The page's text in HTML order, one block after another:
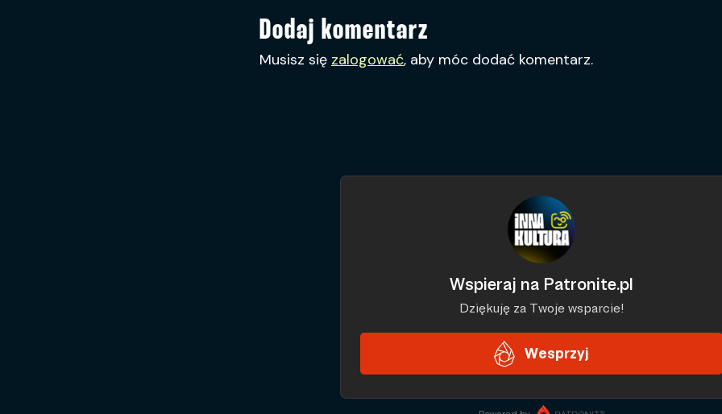
Dodaj komentarz
Musisz się zalogować, aby móc dodać komentarz.